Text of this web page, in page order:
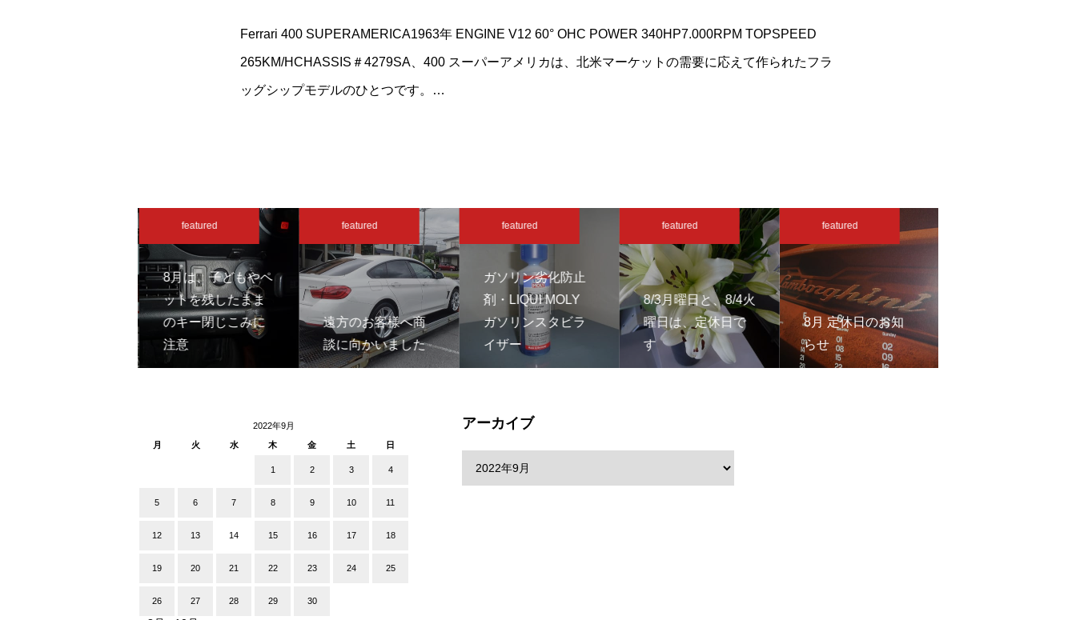
Ferrari 400 SUPERAMERICA1963年 ENGINE V12 60° OHC POWER 340HP7.000RPM TOPSPEED
265KM/HCHASSIS＃4279SA、400 スーパーアメリカは、北米マーケットの需要に応えて作られたフラ
ッグシップモデルのひとつです。…
featured
8月は、子どもやペ
ットを残したまま
のキー閉じこみに
注意
featured
遠方のお客様へ商
談に向かいました
featured
ガソリン劣化防止
剤・LIQUI MOLY
ガソリンスタビラ
イザー
featured
8/3月曜日と、8/4火
曜日は、定休日で
す
featured
8月 定休日のお知
らせ
2022年9月
月
火 水 木 金 土 日
1 2 3 4
5 6 7 8 9 10 11
12 13 14 15 16 17 18
19 20 21 22 23 24 25
26 27 28 29 30
アーカイブ